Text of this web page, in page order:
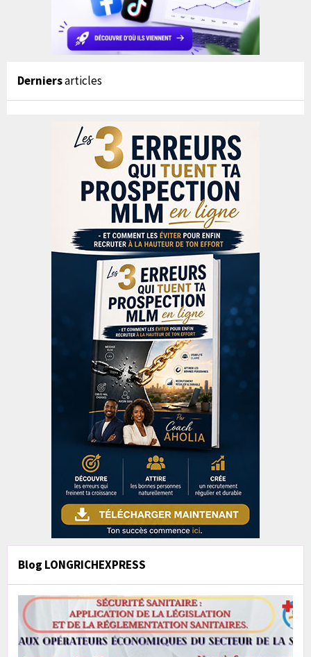
Derniersarticles
Blog LONGRICHEXPRESS